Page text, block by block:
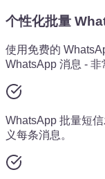
个性化批量
使用免费的
WhatsApp 消息 - 非
WhatsApp 批量短
义每条消息。